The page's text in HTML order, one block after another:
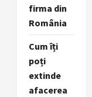
firma din
România
Cum îți
poți
extinde
afacerea